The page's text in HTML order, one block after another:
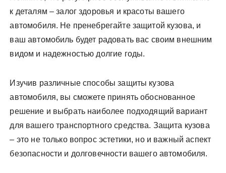
к деталям – залог здоровья и красоты вашего
автомобиля. Не пренебрегайте защитой кузова, и
ваш автомобиль будет радовать вас своим внешним
видом и надежностью долгие годы.
Изучив различные способы защиты кузова
автомобиля, вы сможете принять обоснованное
решение и выбрать наиболее подходящий вариант
для вашего транспортного средства. Защита кузова
– это не только вопрос эстетики, но и важный аспект
безопасности и долговечности вашего автомобиля.